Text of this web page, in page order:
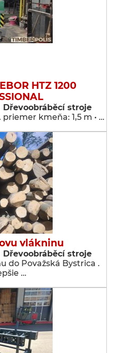
HTZ 1200
stroje
priemer kmeňa: 1,5 m • …
vlákninu
stroje
do Považská Bystrica .
…